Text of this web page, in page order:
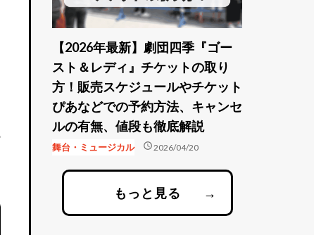
【2026年最新】劇団四季『ゴー
スト＆レディ』チケットの取り
方！販売スケジュールやチケット
ぴあなどでの予約方法、キャンセ
ルの有無、値段も徹底解説
舞台・ミュージカル schedule2026/04/20
もっと見る →